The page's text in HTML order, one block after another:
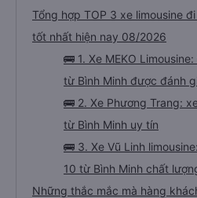
Tổng hợp TOP 3 xe limousine
tốt nhất hiện nay 08/2026
🚌 1. Xe MEKO
từ Bình Minh được đánh
🚌 2. Xe Phương Trang:
từ Bình Minh uy tín
🚌 3. Xe Vũ Linh
10 từ Bình Minh chất
Những thắc mắc mà hàng